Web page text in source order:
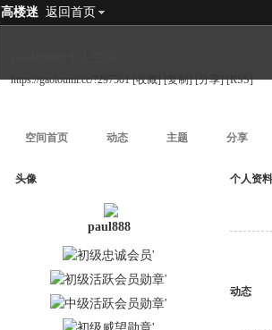
高楼迷 返回首页
https://gaoloumi.cc/?297501 [收藏] [复制] [分享] [RSS]
空间首页 动态 主题 分享
头像
paul888
个人资料
动态